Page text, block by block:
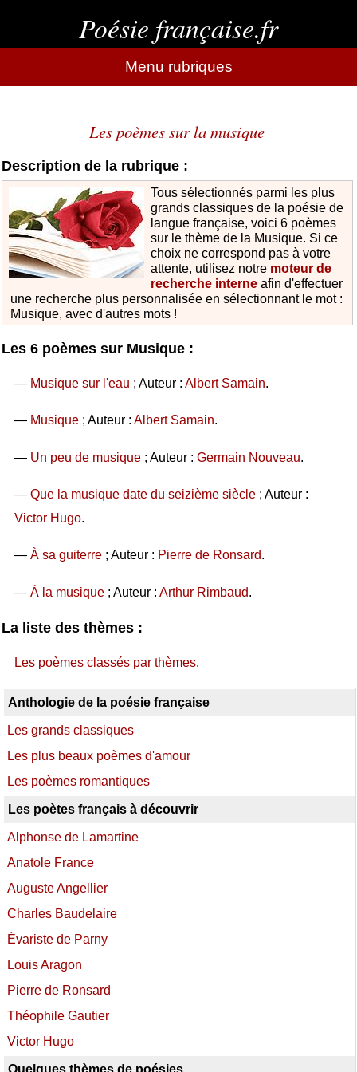
Poésie française.fr
Menu rubriques
Les poèmes sur la musique
Description de la rubrique :
Tous sélectionnés parmi les plus
grands classiques de la poésie de
langue française, voici 6 poèmes
sur le thème de la Musique. Si ce
choix ne correspond pas à votre
attente, utilisez notre moteur de
recherche interneafin d'effectuer
une recherche plus personnalisée en sélectionnant le mot :
Musique, avec d'autres mots !
Les 6 poèmes sur Musique :
— Musique sur l'eau ; Auteur : Albert Samain.
— Musique; Auteur : Albert Samain.
— Un peu de musique; Auteur : Germain Nouveau.
— Que la musique date du seizième siècle; Auteur :
Victor Hugo.
— À sa guiterre; Auteur : Pierre de Ronsard.
— À la musique; Auteur : Arthur Rimbaud.
La liste des thèmes :
Les poèmes classés par thèmes.
Anthologie de la poésie française
Les grands classiques
Les plus beaux poèmes d'amour
Les poèmes romantiques
Les poètes français à découvrir
Alphonse de Lamartine
Anatole France
Auguste Angellier
Charles Baudelaire
Évariste de Parny
Louis Aragon
Pierre de Ronsard
Théophile Gautier
Victor Hugo